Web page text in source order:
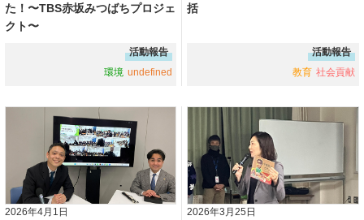
た！〜TBS赤坂みつばちプロジェ
クト〜
活動報告
環境 undefined
括
活動報告
教育 社会貢献
2026年4月1日 2026年3月25日